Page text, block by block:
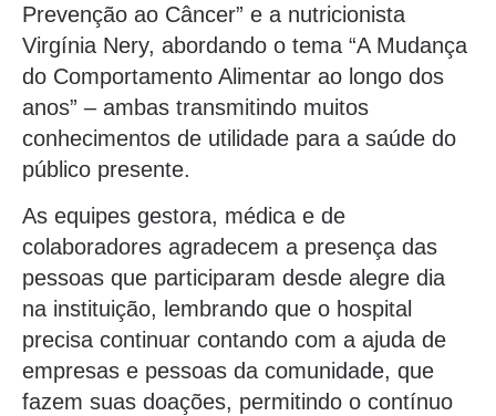
Prevenção ao Câncer” e a nutricionista
Virgínia Nery, abordando o tema “A Mudança
do Comportamento Alimentar ao longo dos
anos” – ambas transmitindo muitos
conhecimentos de utilidade para a saúde do
público presente.
As equipes gestora, médica e de
colaboradores agradecem a presença das
pessoas que participaram desde alegre dia
na instituição, lembrando que o hospital
precisa continuar contando com a ajuda de
empresas e pessoas da comunidade, que
fazem suas doações, permitindo o contínuo